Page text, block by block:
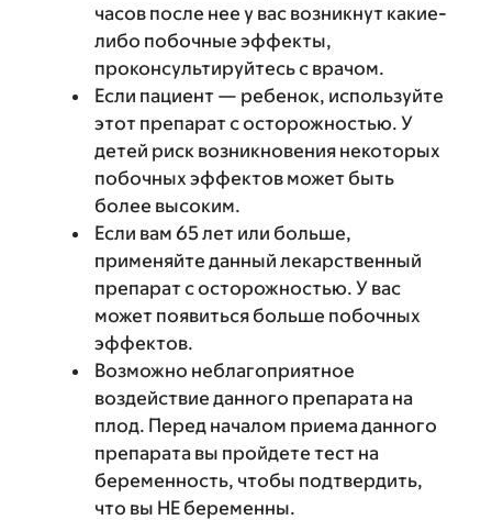
часов после нее у вас возникнут какие-
либо побочные эффекты,
проконсультируйтесь с врачом.
Если пациент — ребенок, используйте
этот препарат с осторожностью. У
детей риск возникновения некоторых
побочных эффектов может быть
более высоким.
Если вам 65 лет или больше,
применяйте данный лекарственный
препарат с осторожностью. У вас
может появиться больше побочных
эффектов.
Возможно неблагоприятное
воздействие данного препарата на
плод. Перед началом приема данного
препарата вы пройдете тест на
беременность, чтобы подтвердить,
что вы НЕ беременны.